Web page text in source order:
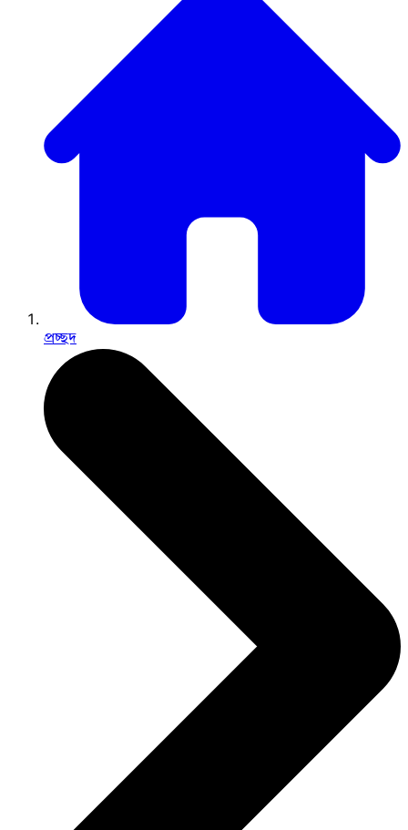
প্রচ্ছদ